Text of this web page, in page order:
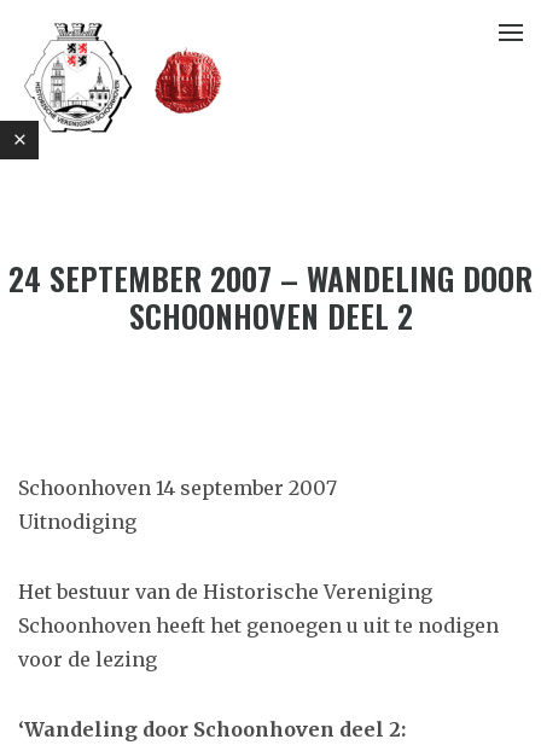
24 SEPTEMBER 2007 – WANDELING DOOR
SCHOONHOVEN DEEL 2
Schoonhoven 14 september 2007
Uitnodiging
Het bestuur van de Historische Vereniging
Schoonhoven heeft het genoegen u uit te nodigen
voor de lezing
‘Wandeling door Schoonhoven deel 2: